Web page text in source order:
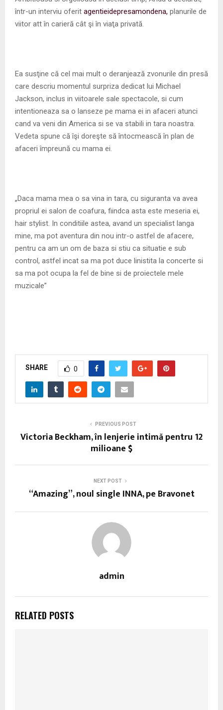
E
U
într-un interviu oferit agentieidepresamondena, planurile de
viitor att în carieră cât şi în viaţa privată.
Ea susţine că cel mai mult o deranjează zvonurile din presă
care descriu momentul surpriza dedicat lui Michael
Jackson, inclus in viitoarele sale spectacole, si cum
intentioneaza sa o lanseze pe mama ei in afaceri atunci
cand va veni din America si se va stabili in tara noastra.
Vedeta spune că îşi doreşte să întocmească în plan de
afaceri împreună cu mama ei.
„Daca mama mea o sa vina in tara, cu siguranta va avea
propriul ei salon de coafura, fiindca asta este meseria ei,
hair stylist. In conditiile astea, avand un specialist langa
mine, ma pot aventura din nou intr-o astfel de afacere,
pentru ca am un om de baza si stiu ca situatie e sub
control, astfel incat sa ma pot duce linistita la concerte si
sa ma pot ocupa la fel de bine si de proiectele mele
muzicale”
SHARE 0
PREVIOUS POST
Victoria Beckham, în lenjerie intimă pentru 12
milioane $
NEXT POST
“Amazing”, noul single INNA, pe Bravonet
admin
RELATED POSTS